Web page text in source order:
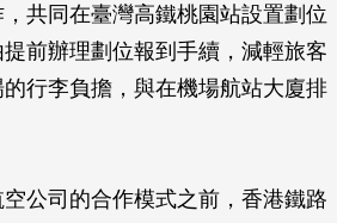
共同在臺灣高鐵桃園站設置劃位
前辦理劃位報到手續，減輕旅客
行李負擔，與在機場航站大廈排
公司的合作模式之前，香港鐵路